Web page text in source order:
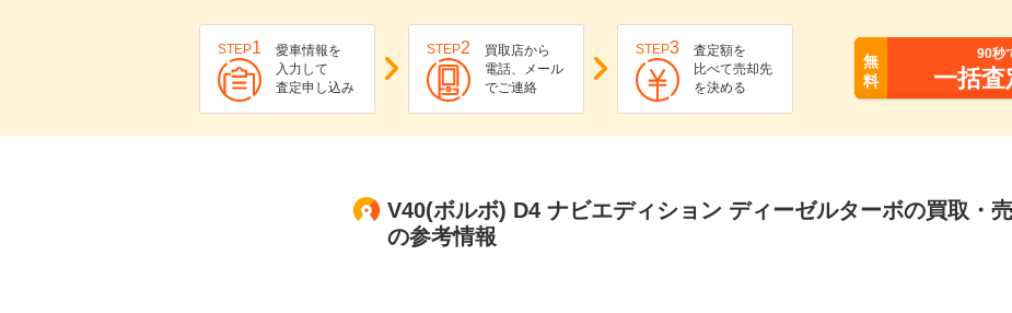
STEP1
愛車情報を
入力して
査定申し込み
STEP2
買取店から
電話、メール
でご連絡
STEP3
査定額を
比べて売却先
を決める
無
料
90秒
一括
V40(ボルボ) D4 ナビエディション ディーゼルターボの買取・
の参考情報